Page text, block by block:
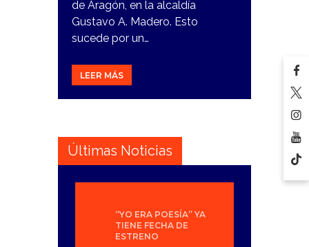
de Aragón, en la alcaldía
Gustavo A. Madero. Esto
sucede por un…
LEER MÁS
Últimas Noticias
“YO ERA POESÍA” YA
TIENE FECHA DE
ESTRENO